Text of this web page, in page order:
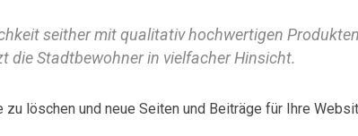
seither mit qualitativ hochwertigen
Stadtbewohner in vielfacher Hinsicht.
zu löschen und neue Seiten und Beiträge für Ihre